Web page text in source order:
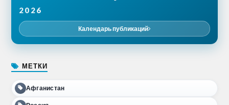
2026
Календарь публикаций
МЕТКИ
Афганистан